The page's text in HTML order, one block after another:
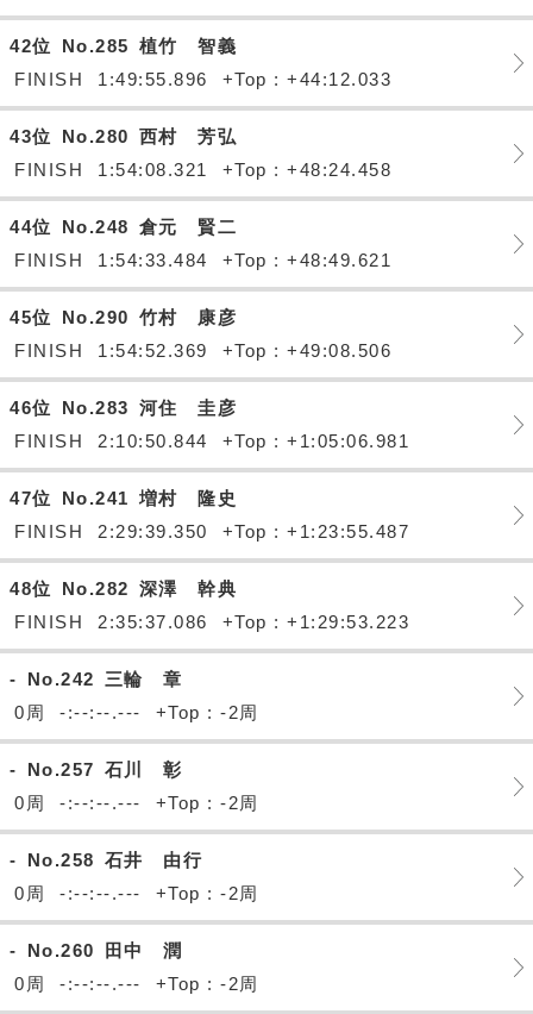
42位 No.285 植竹 智義
FINISH
1:49:55.896 +Top : +44:12.033
43位 No.280 西村 芳弘
FINISH
1:54:08.321 +Top : +48:24.458
44位 No.248 倉元 賢二
FINISH
1:54:33.484 +Top : +48:49.621
45位 No.290 竹村 康彦
FINISH
1:54:52.369 +Top : +49:08.506
46位 No.283 河住 圭彦
FINISH
2:10:50.844 +Top : +1:05:06.981
47位 No.241 増村 隆史
FINISH
2:29:39.350 +Top : +1:23:55.487
48位 No.282 深澤 幹典
FINISH
2:35:37.086 +Top : +1:29:53.223
- No.242
三輪 章
0周
-:--:--.--- +Top : -2周
- No.257 石川 彰
0周
-:--:--.--- +Top : -2周
- No.258 石井 由行
0周
-:--:--.--- +Top : -2周
- No.260
田中 潤
0周
-:--:--.--- +Top : -2周